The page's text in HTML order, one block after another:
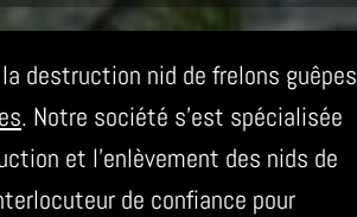
destruction nid de frelons guêpes
. Notre société s’est spécialisée
et l’enlèvement des nids de
de confiance pour